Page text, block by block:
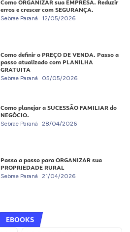
Como ORGANIZAR sua EMPRESA. Reduzir
erros e crescer com SEGURANÇA.
Sebrae Paraná 12/05/2026
Como definir o PREÇO DE VENDA. Passo a
passo atualizado com PLANILHA
GRATUITA
Sebrae Paraná 05/05/2026
Como planejar a SUCESSÃO FAMILIAR do
NEGÓCIO.
Sebrae Paraná 28/04/2026
Passo a passo para ORGANIZAR sua
PROPRIEDADE RURAL
Sebrae Paraná 21/04/2026
EBOOKS